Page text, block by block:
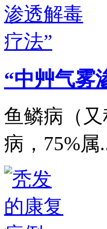
“中艸气雾
鱼鳞病（
病，75%属